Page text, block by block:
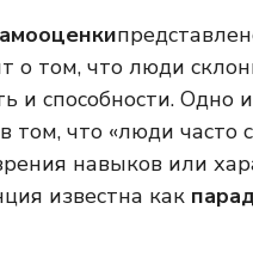
о том, что люди
и способности. Одно
что «люди часто
навыков или
известна как